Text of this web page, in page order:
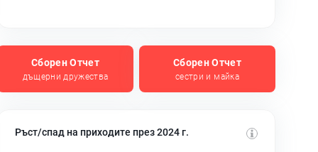
Сборен Отчет
дъщерни дружества
Сборен Отчет
сестри и майка
Ръст/спад на приходите през 2024 г.